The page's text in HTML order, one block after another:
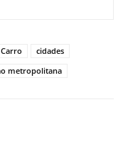
Carro
cidades
metropolitana